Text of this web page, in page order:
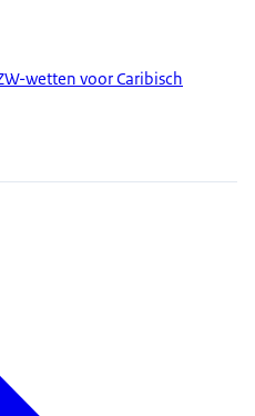
wetten voor Caribisch